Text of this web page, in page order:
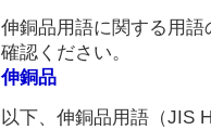
伸銅品用語に関する用
確認ください。
伸銅品
以下、伸銅品用語（JIS